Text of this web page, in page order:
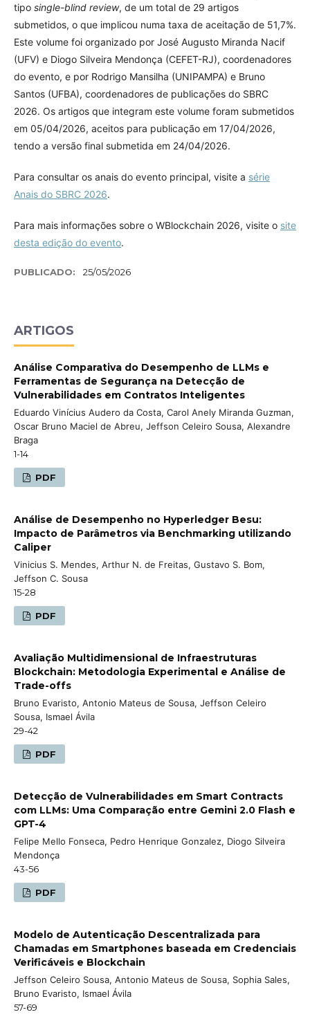
tipo single-blind review, de um total de 29 artigos
submetidos, o que implicou numa taxa de aceitação de 51,7%.
Este volume foi organizado por José Augusto Miranda Nacif
(UFV) e Diogo Silveira Mendonça (CEFET-RJ), coordenadores
do evento, e por Rodrigo Mansilha (UNIPAMPA) e Bruno
Santos (UFBA), coordenadores de publicações do SBRC
2026. Os artigos que integram este volume foram submetidos
em 05/04/2026, aceitos para publicação em 17/04/2026,
tendo a versão final submetida em 24/04/2026.
Para consultar os anais do evento principal, visite a série
Anais do SBRC 2026.
Para mais informações sobre o WBlockchain 2026, visite o site
desta edição do evento.
PUBLICADO: 25/05/2026
ARTIGOS
Análise Comparativa do Desempenho de LLMs e
Ferramentas de Segurança na Detecção de
Vulnerabilidades em Contratos Inteligentes
Eduardo Vinícius Audero da Costa, Carol Anely Miranda Guzman,
Oscar Bruno Maciel de Abreu, Jeffson Celeiro Sousa, Alexandre
Braga
1-14
PDF
Análise de Desempenho no Hyperledger Besu:
Impacto de Parâmetros via Benchmarking utilizando
Caliper
Vinicius S. Mendes, Arthur N. de Freitas, Gustavo S. Bom,
Jeffson C. Sousa
15-28
PDF
Avaliação Multidimensional de Infraestruturas
Blockchain: Metodologia Experimental e Análise de
Trade-offs
Bruno Evaristo, Antonio Mateus de Sousa, Jeffson Celeiro
Sousa, Ismael Ávila
29-42
PDF
Detecção de Vulnerabilidades em Smart Contracts
com LLMs: Uma Comparação entre Gemini 2.0 Flash e
GPT-4
Felipe Mello Fonseca, Pedro Henrique Gonzalez, Diogo Silveira
Mendonça
43-56
PDF
Modelo de Autenticação Descentralizada para
Chamadas em Smartphones baseada em Credenciais
Verificáveis e Blockchain
Jeffson Celeiro Sousa, Antonio Mateus de Sousa, Sophia Sales,
Bruno Evaristo, Ismael Ávila
57-69